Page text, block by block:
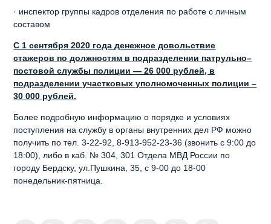
· инспектор группы кадров отделения по работе с личным
составом
С 1 сентября 2020 года денежное довольствие
стажеров по должностям в подразделении патрульно–
постовой службы полиции — 26 000 рублей, в
подразделении участковых уполномоченных полиции –
30 000 рублей.
Более подробную информацию о порядке и условиях
поступления на службу в органы внутренних дел РФ можно
получить по тел. 3-22-92, 8-913-952-23-36 (звонить с 9:00 до
18:00), либо в каб. № 304, 301 Отдела МВД России по
городу Бердску, ул.Пушкина, 35, с 9-00 до 18-00
понедельник-пятница.